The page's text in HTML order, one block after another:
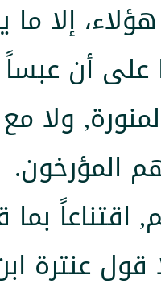
إلا
على أن
ولا
المؤرخون.
قول عنترة